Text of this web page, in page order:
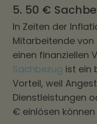
5. 50 €
In Zeiten der
Mitarbeitende von
einen finanziellen
Sachbezug ist ein
Vorteil, weil
Dienstleistungen
€ einlösen